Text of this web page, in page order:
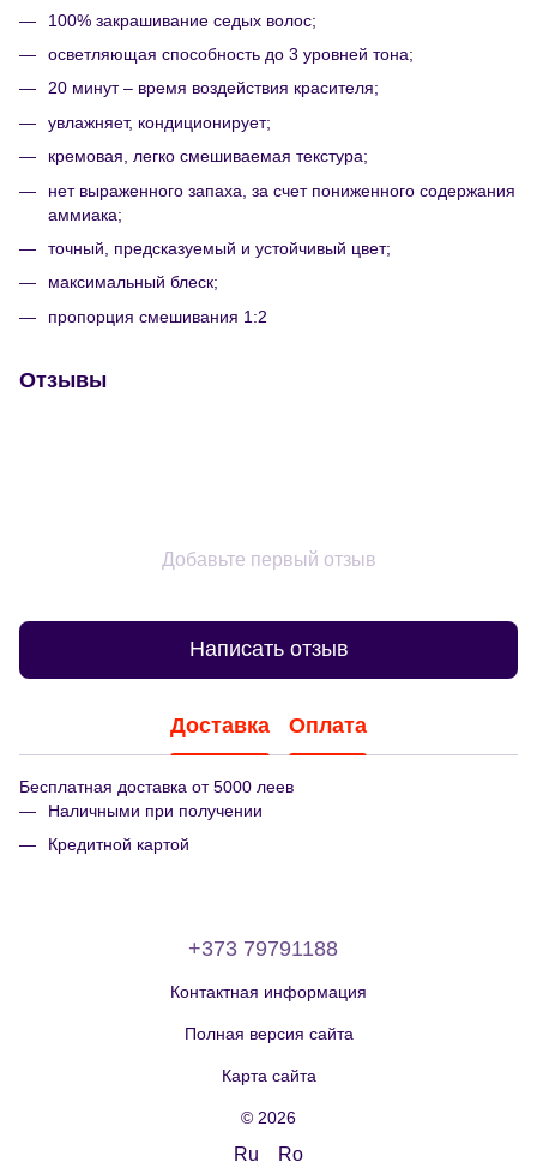
100% закрашивание седых волос;
осветляющая способность до 3 уровней тона;
20 минут – время воздействия красителя;
увлажняет, кондиционирует;
кремовая, легко смешиваемая текстура;
нет выраженного запаха, за счет пониженного содержания
аммиака;
точный, предсказуемый и устойчивый цвет;
максимальный блеск;
пропорция смешивания 1:2
Отзывы
Добавьте первый отзыв
Написать отзыв
Доставка Оплата
Бесплатная доставка от 5000 леев
Наличными при получении
Кредитной картой
+373 79791188
Контактная информация
Полная версия сайта
Карта сайта
© 2026
Ru Ro